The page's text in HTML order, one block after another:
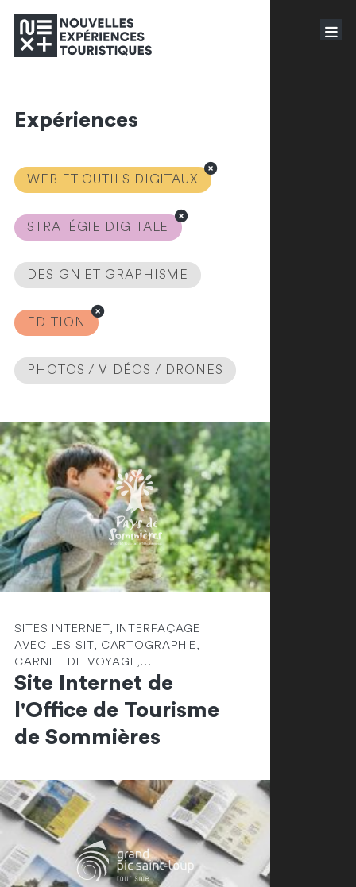
Expériences
WEB ET OUTILS DIGITAUX
STRATÉGIE DIGITALE
DESIGN ET GRAPHISME
EDITION
PHOTOS / VIDÉOS / DRONES
SITES INTERNET, INTERFAÇAGE
AVEC LES SIT, CARTOGRAPHIE,
CARNET DE VOYAGE,...
Site Internet de
l'Office de Tourisme
de Sommières